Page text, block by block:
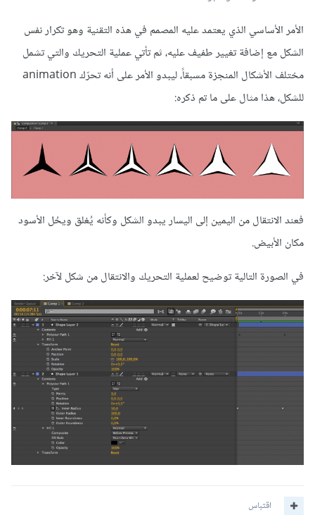
الأمر الأساسي الذي يعتمد عليه المصمم في هذه التقنية وهو تكرار نفس
الشكل مع إضافة تغيير طفيف عليه، ثم تأتي عملية التحريك والتي تشمل
مختلف الأشكال المنجزة مسبقاً، ليبدو الأمر على أنه تحرّك animation
للشكل، هذا مثال على ما تم ذكره:
فعند الانتقال من اليمين إلى اليسار يبدو الشكل وكأنه يُغلق ويحُل الأسود
مكان الأبيض.
في الصورة التالية توضيح لعملية التحريك والانتقال من شكل لآخر:
اقتباس